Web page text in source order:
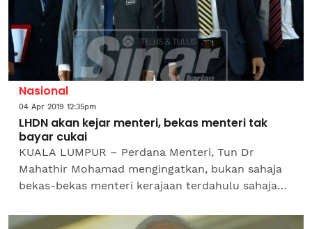
Nasional
04 Apr 2019 12:35pm
LHDN akan kejar menteri, bekas menteri tak
bayar cukai
KUALA LUMPUR – Perdana Menteri, Tun Dr
Mahathir Mohamad mengingatkan, bukan sahaja
bekas-bekas menteri kerajaan terdahulu sahaja
(LHDN) sekiranya...